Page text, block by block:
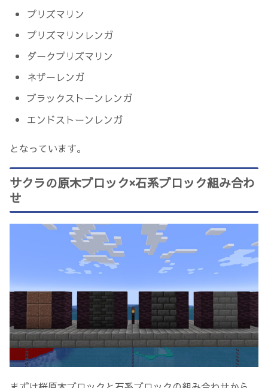
プリズマリン
プリズマリンレンガ
ダークプリズマリン
ネザーレンガ
ブラックストーンレンガ
エンドストーンレンガ
となっています。
サクラの原木ブロック×石系ブロック組み合わ
せ